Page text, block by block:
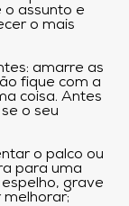
o assunto e
o mais
amarre as
fique com a
coisa. Antes
o seu
o palco ou
para uma
grave
melhorar;